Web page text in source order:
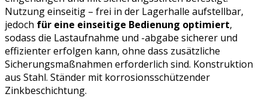
Nutzung einseitig – frei in der Lagerhalle aufstellbar,
jedoch für eine einseitige Bedienung optimiert,
sodass die Lastaufnahme und -abgabe sicherer und
effizienter erfolgen kann, ohne dass zusätzliche
Sicherungsmaßnahmen erforderlich sind. Konstruktion
aus Stahl. Ständer mit korrosionsschützender
Zinkbeschichtung.